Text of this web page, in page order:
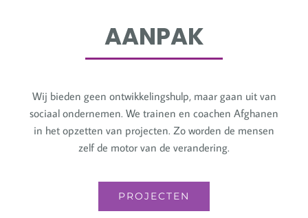
AANPAK
Wij bieden geen ontwikkelingshulp, maar gaan uit van
sociaal ondernemen. We trainen en coachen Afghanen
in het opzetten van projecten. Zo worden de mensen
zelf de motor van de verandering.
PROJECTEN